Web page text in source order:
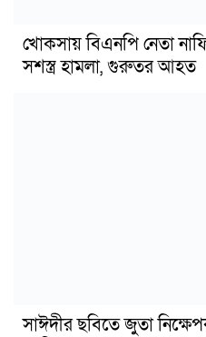
খোকসায় বিএনপি নেতা
সশস্ত্র হামলা, গুরুতর আহত
সাঈদীর ছবিতে জুতা